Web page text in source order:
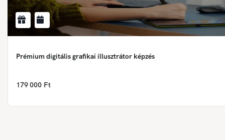
Prémium digitális grafikai illusztrátor képzés
179 000 Ft